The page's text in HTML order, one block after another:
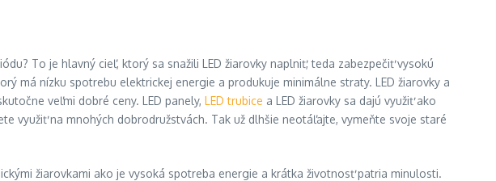
To je hlavný cieľ, ktorý sa snažili LED žiarovky naplniť, teda zabezpečiť vysokú
má nízku spotrebu elektrickej energie a produkuje minimálne straty. LED žiarovky a
veľmi dobré ceny. LED panely, LED trubice a LED žiarovky sa dajú využiť ako
využiť na mnohých dobrodružstvách. Tak už dlhšie neotáľajte, vymeňte svoje staré
žiarovkami ako je vysoká spotreba energie a krátka životnosť patria minulosti.